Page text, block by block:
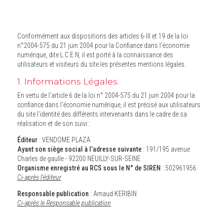
Conformément aux dispositions des articles 6-III et 19 de la loi
n°2004-575 du 21 juin 2004 pour la Confiance dans l’économie
numérique, dite L.C.E.N, il est porté à la connaissance des
utilisateurs et visiteurs du site les présentes mentions légales.
1. Informations Légales.
En vertu de l'article 6 de la loi n° 2004-575 du 21 juin 2004 pour la
confiance dans l'économie numérique, il est précisé aux utilisateurs
du site l'identité des différents intervenants dans le cadre de sa
réalisation et de son suivi :
Éditeur : VENDOME PLAZA
Ayant son siège social à l’adresse suivante : 191/195 avenue
Charles de gaulle - 92200 NEUILLY-SUR-SEINE
Organisme enregistré au RCS sous le N° de SIREN : 502961956
Ci-après l'éditeur
Responsable publication : Arnaud KERIBIN
Ci-après le Responsable publication